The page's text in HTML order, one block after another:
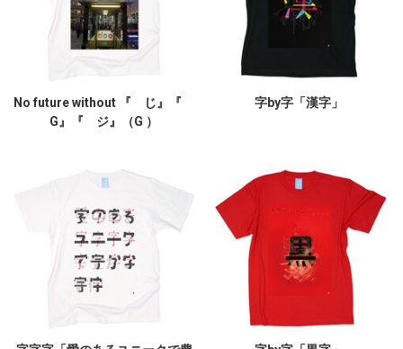
No future without 『 じ』『
G』『 ジ』（G ）
字by字「漢字」